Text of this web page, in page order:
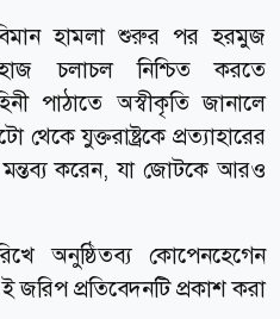
হামলা শুরুর পর হরমুজ
চলাচল নিশ্চিত করতে
পাঠাতে অস্বীকৃতি জানালে
থেকে যুক্তরাষ্ট্রকে প্রত্যাহারের
করেন, যা জোটকে আরও
অনুষ্ঠিতব্য কোপেনহেগেন
প্রতিবেদনটি প্রকাশ করা